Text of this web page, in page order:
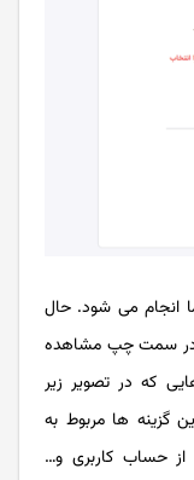
انجام می شود. حال
در سمت چپ مشاهده
که در تصویر زیر
گزینه ها مربوط به
از حساب کاربری و…